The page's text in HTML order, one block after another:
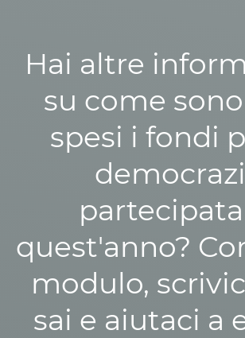
Hai altre
su come
spesi i fondi
quest'anno?
modulo,
sai e aiutaci a